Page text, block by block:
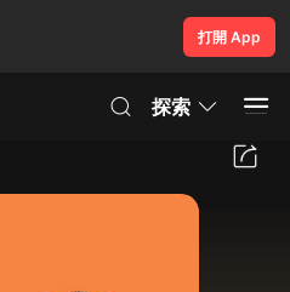
打開 App
探索